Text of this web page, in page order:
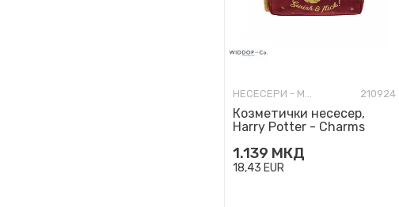
НЕСЕСЕРИ - МОДНИ 210924
Козметички несесер,
Harry Potter - Charms
1.139 МКД
18,43 EUR